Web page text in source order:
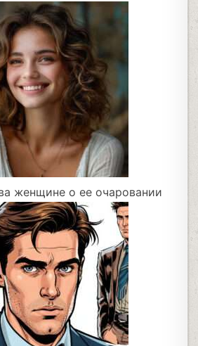
женщине о ее очаровании